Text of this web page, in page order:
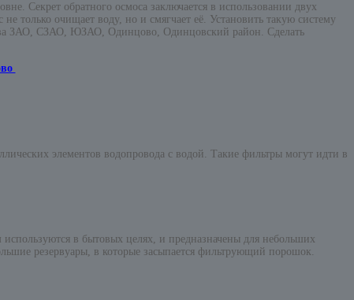
Секрет обратного осмоса заключается в использовании двух
очищает воду, но и смягчает её. Установить такую систему
ЗАО, СЗАО, ЮЗАО, Одинцово, Одинцовский район. Сделать
элементов водопровода с водой. Такие фильтры могут идти в
в бытовых целях, и предназначены для небольших
резервуары, в которые засыпается фильтрующий порошок.